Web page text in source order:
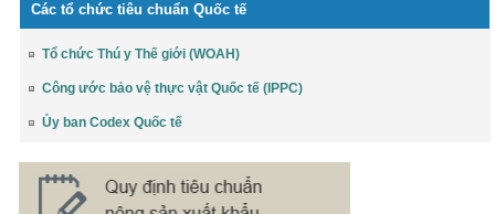
Các tổ chức tiêu chuẩn Quốc tế
Tổ chức Thú y Thế giới (WOAH)
Công ước bảo vệ thực vật Quốc tế (IPPC)
Ủy ban Codex Quốc tế